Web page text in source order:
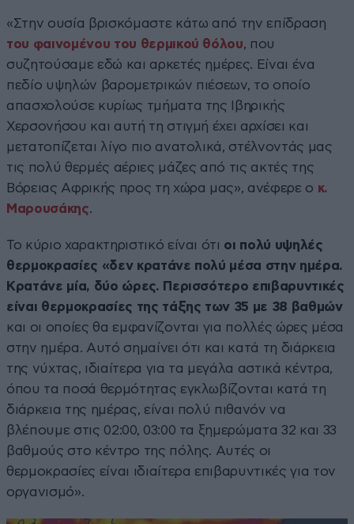
«Στην ουσία βρισκόμαστε κάτω από την επίδραση
του φαινομένου του θερμικού θόλου, που
συζητούσαμε εδώ και αρκετές ημέρες. Είναι ένα
πεδίο υψηλών βαρομετρικών πιέσεων, το οποίο
απασχολούσε κυρίως τμήματα της Ιβηρικής
Χερσονήσου και αυτή τη στιγμή έχει αρχίσει και
μετατοπίζεται λίγο πιο ανατολικά, στέλνοντάς μας
τις πολύ θερμές αέριες μάζες από τις ακτές της
Βόρειας Αφρικής προς τη χώρα μας», ανέφερε ο κ.
Μαρουσάκης.
Το κύριο χαρακτηριστικό είναι ότι οι πολύ υψηλές
θερμοκρασίες «δεν κρατάνε πολύ μέσα στην ημέρα.
Κρατάνε μία, δύο ώρες. Περισσότερο επιβαρυντικές
είναι θερμοκρασίες της τάξης των 35 με 38 βαθμών
και οι οποίες θα εμφανίζονται για πολλές ώρες μέσα
στην ημέρα. Αυτό σημαίνει ότι και κατά τη διάρκεια
της νύχτας, ιδιαίτερα για τα μεγάλα αστικά κέντρα,
όπου τα ποσά θερμότητας εγκλωβίζονται κατά τη
διάρκεια της ημέρας, είναι πολύ πιθανόν να
βλέπουμε στις 02:00, 03:00 τα ξημερώματα 32 και 33
βαθμούς στο κέντρο της πόλης. Αυτές οι
θερμοκρασίες είναι ιδιαίτερα επιβαρυντικές για τον
οργανισμό».